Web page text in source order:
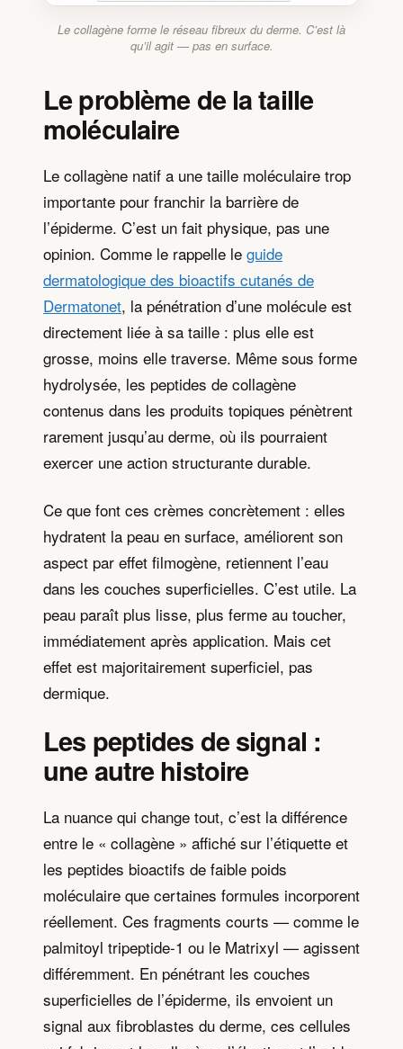
Le collagène forme le réseau fibreux du derme. C’est là
qu’il agit — pas en surface.
Le problème de la taille
moléculaire
Le collagène natif a une taille moléculaire trop
importante pour franchir la barrière de
l’épiderme. C’est un fait physique, pas une
opinion. Comme le rappelle le guide
dermatologique des bioactifs cutanés de
Dermatonet, la pénétration d’une molécule est
directement liée à sa taille : plus elle est
grosse, moins elle traverse. Même sous forme
hydrolysée, les peptides de collagène
contenus dans les produits topiques pénètrent
rarement jusqu’au derme, où ils pourraient
exercer une action structurante durable.
Ce que font ces crèmes concrètement : elles
hydratent la peau en surface, améliorent son
aspect par effet filmogène, retiennent l’eau
dans les couches superficielles. C’est utile. La
peau paraît plus lisse, plus ferme au toucher,
immédiatement après application. Mais cet
effet est majoritairement superficiel, pas
dermique.
Les peptides de signal :
une autre histoire
La nuance qui change tout, c’est la différence
entre le « collagène » affiché sur l’étiquette et
les peptides bioactifs de faible poids
moléculaire que certaines formules incorporent
réellement. Ces fragments courts — comme le
palmitoyl tripeptide-1 ou le Matrixyl — agissent
différemment. En pénétrant les couches
superficielles de l’épiderme, ils envoient un
signal aux fibroblastes du derme, ces cellules